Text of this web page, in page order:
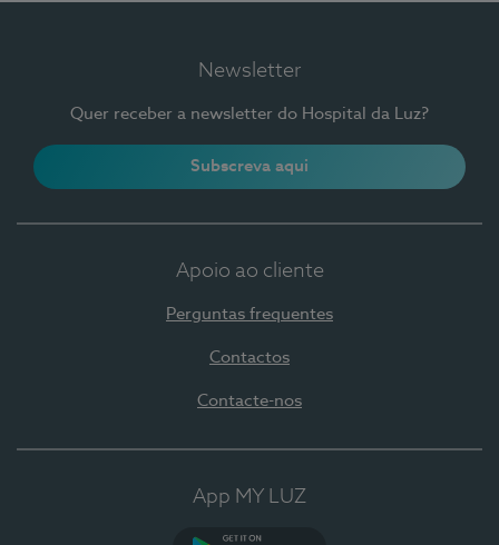
Newsletter
Quer receber a newsletter do Hospital da Luz?
Subscreva aqui
Apoio ao cliente
Perguntas frequentes
Contactos
Contacte-nos
App MY LUZ